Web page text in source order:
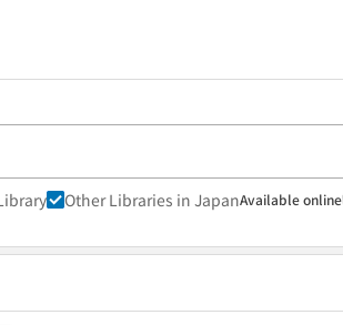
Other Libraries in JapanAvailable online